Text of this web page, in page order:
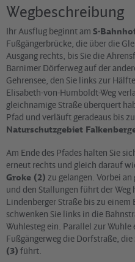
Wegbeschreibung
Ihr Ausflug beginnt am S-
Fußgängerbrücke, die über die
Ausgang rechts, bis Sie die
Barnimer Dörferweg auf der
Gehrensee, den Sie links zur
Elisabeth-von-Humboldt-Weg
gleichnamige Straße überquert
Pfad und verläuft geradeaus bis
Naturschutzgebiet
Am Ende des Pfades halten Sie
erneut rechts und gleich darauf
Groke (2) zu gelangen. Vorbei
und den Stallungen führt der
Lindenberger Straße bis zu
schwenken Sie links in die
Wuhlesteg ein. Parallel zur Wuhle
Fußgängerweg die Dorfstraße, die
(3) führt.